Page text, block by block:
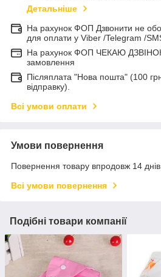
Детальніше
На рахунок ФОП Дзвонити не
для оплати у Viber /Telegram /
На рахунок ФОП ЧЕКАЮ ДЗВІНОК
замовлення
Післяплата "Нова пошта" (100
відправку).
Всі умови оплати
Умови повернення
Повернення товару впродовж 14
Всі умови повернення
Подібні товари компанії